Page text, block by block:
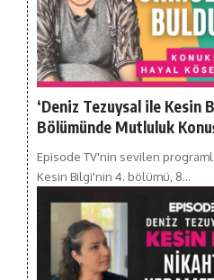
‘Deniz Tezuysal ile Kesin
Bölümünde Mutluluk
Episode TV'nin sevilen
Kesin Bilgi'nin 4. bölümü, 8…